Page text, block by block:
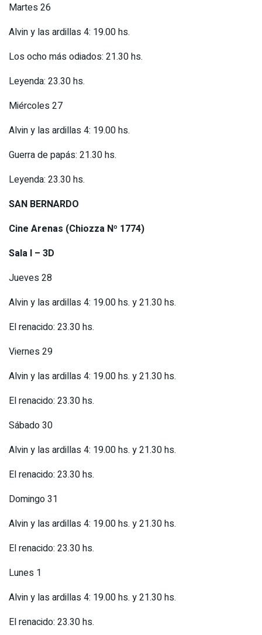
Martes 26
Alvin y las ardillas 4: 19.00 hs.
Los ocho más odiados: 21.30 hs.
Leyenda: 23.30 hs.
Miércoles 27
Alvin y las ardillas 4: 19.00 hs.
Guerra de papás: 21.30 hs.
Leyenda: 23.30 hs.
SAN BERNARDO
Cine Arenas (Chiozza Nº 1774)
Sala I – 3D
Jueves 28
Alvin y las ardillas 4: 19.00 hs. y 21.30 hs.
El renacido: 23.30 hs.
Viernes 29
Alvin y las ardillas 4: 19.00 hs. y 21.30 hs.
El renacido: 23.30 hs.
Sábado 30
Alvin y las ardillas 4: 19.00 hs. y 21.30 hs.
El renacido: 23.30 hs.
Domingo 31
Alvin y las ardillas 4: 19.00 hs. y 21.30 hs.
El renacido: 23.30 hs.
Lunes 1
Alvin y las ardillas 4: 19.00 hs. y 21.30 hs.
El renacido: 23.30 hs.